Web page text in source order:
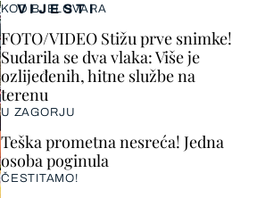
VIJESTI
KOD BJELOVARA
FOTO/VIDEO Stižu prve snimke!
Sudarila se dva vlaka: Više je
ozlijeđenih, hitne službe na
terenu
U ZAGORJU
Teška prometna nesreća! Jedna
osoba poginula
ČESTITAMO!